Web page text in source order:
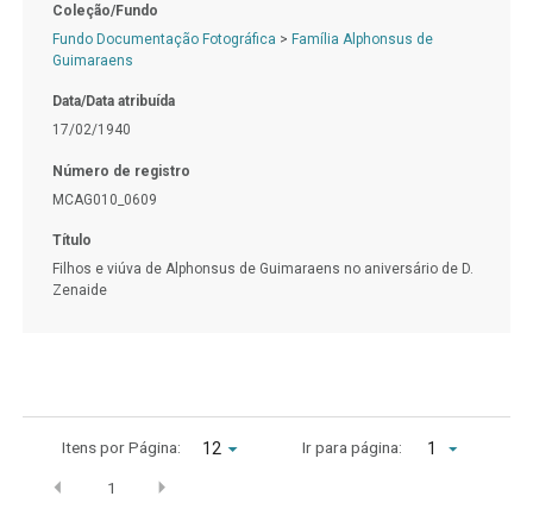
Coleção/Fundo
Fundo Documentação Fotográfica > Família Alphonsus de
Guimaraens
Data/Data atribuída
17/02/1940
Número de registro
MCAG010_0609
Título
Filhos e viúva de Alphonsus de Guimaraens no aniversário de D.
Zenaide
Itens por Página: Ir para página: 1
1